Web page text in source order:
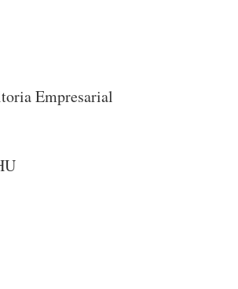
Empresarial